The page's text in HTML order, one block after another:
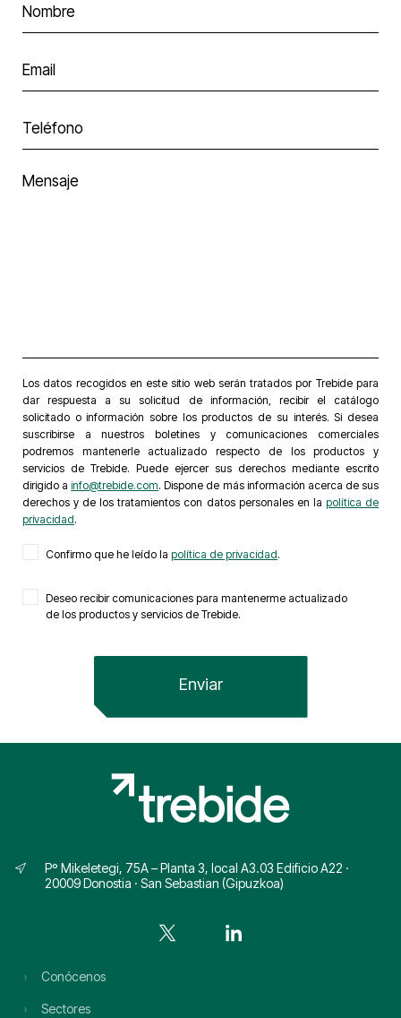
Los datos recogidos en este sitio web serán tratados por Trebide para
dar respuesta a su solicitud de información, recibir el catálogo
solicitado o información sobre los productos de su interés. Si desea
suscribirse a nuestros boletines y comunicaciones comerciales
podremos mantenerle actualizado respecto de los productos y
servicios de Trebide. Puede ejercer sus derechos mediante escrito
dirigido ainfo@trebide.com. Dispone de más información acerca de sus
derechos y de los tratamientos con datos personales en la política de
privacidad.
Confirmo que he leído la política de privacidad.
Deseo recibir comunicaciones para mantenerme actualizado
de los productos y servicios de Trebide.
Pº Mikeletegi, 75A – Planta 3, local A3.03 Edificio A22 ·
20009 Donostia · San Sebastian (Gipuzkoa)
Conócenos
Sectores